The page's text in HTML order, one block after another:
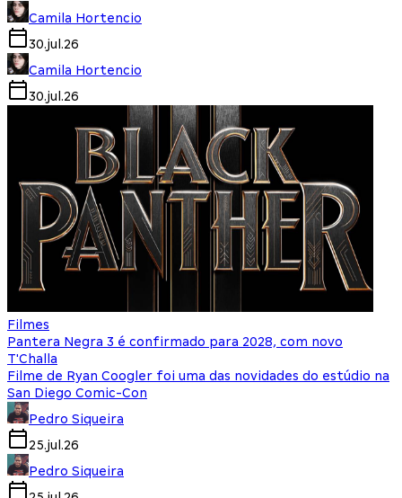
Camila Hortencio
30.jul.26
Camila Hortencio
30.jul.26
Filmes
Pantera Negra 3 é confirmado para 2028, com novo
T'Challa
Filme de Ryan Coogler foi uma das novidades do estúdio na
San Diego Comic-Con
Pedro Siqueira
25.jul.26
Pedro Siqueira